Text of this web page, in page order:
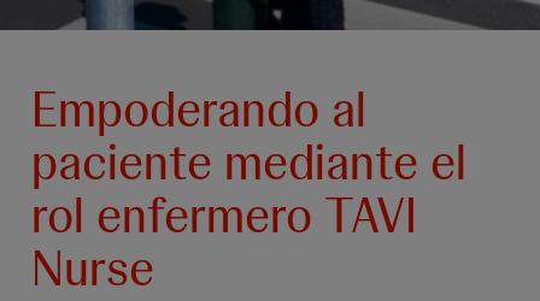
Empoderando al
paciente mediante el
rol enfermero TAVI
Nurse